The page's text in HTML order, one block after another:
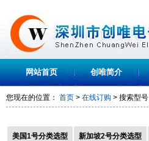
网站首页 创唯简介
您现在的位置： 首页 > 在线订购 > 搜索型号
美国1号分类选型 新加坡2号分类选型